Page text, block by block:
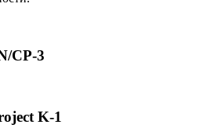
CP-3
K-1